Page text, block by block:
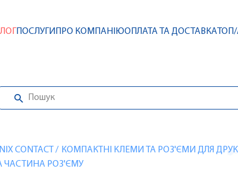
ПОСЛУГИ ПРО КОМПАНІЮОПЛАТА ТА ДОСТАВКАТОП/
CONTACT / КОМПАКТНІ КЛЕМИ ТА РОЗ'ЄМИ ДЛЯ
ЧАСТИНА РОЗ'ЄМУ